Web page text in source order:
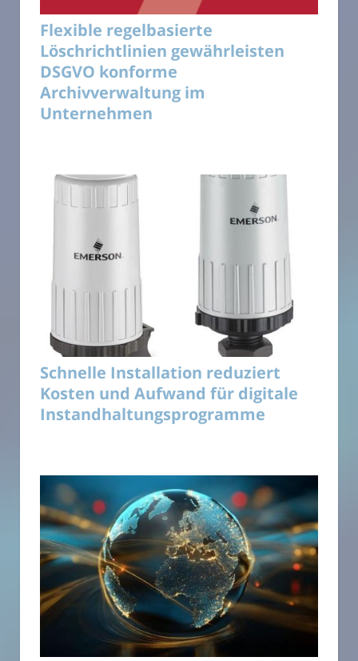
Flexible regelbasierte
Löschrichtlinien gewährleisten
DSGVO konforme
Archivverwaltung im
Unternehmen
Schnelle Installation reduziert
Kosten und Aufwand für digitale
Instandhaltungsprogramme